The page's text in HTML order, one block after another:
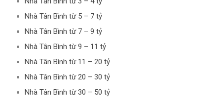
Nhà Tân Bình từ 5 – 7 tỷ
Nhà Tân Bình từ 7 – 9 tỷ
Nhà Tân Bình từ 9 – 11 tỷ
Nhà Tân Bình từ 11 – 20 tỷ
Nhà Tân Bình từ 20 – 30 tỷ
Nhà Tân Bình từ 30 – 50 tỷ